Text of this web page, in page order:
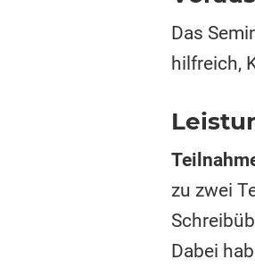
Das
hilfreich,
zu zwei
Dabei